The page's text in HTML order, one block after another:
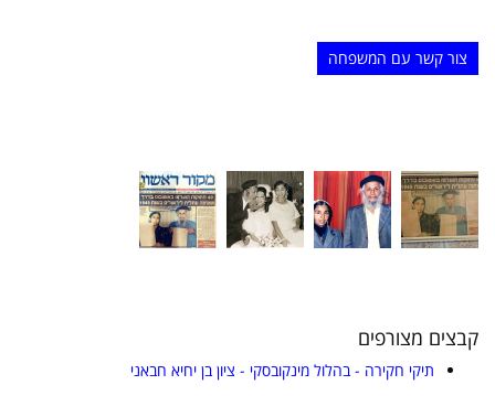
צור קשר עם המשפחה
קבצים מצורפים
תיקי חקירה - בהלול מינקובסקי - ציון בן יחיא חבאני